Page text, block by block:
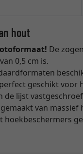
hout
De
0,5 cm is.
geschikt voor
de lijst
van
hoekbeschermers